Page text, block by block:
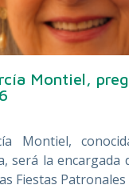
Montiel,
Montiel,
será la encargada
Fiestas Patronales